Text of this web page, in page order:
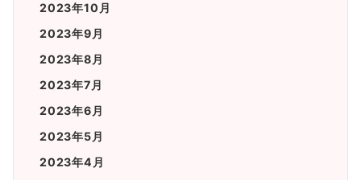
2023年10月
2023年9月
2023年8月
2023年7月
2023年6月
2023年5月
2023年4月